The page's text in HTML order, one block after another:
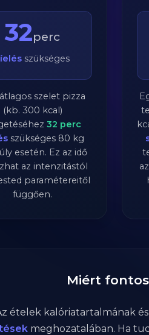
32perc
szükséges
szelet pizza
(kb. 300 kcal)
32 perc
szükséges 80 kg
esetén. Ez az idő
az intenzitástól
paramétereitől
függően.
Miért
ételek kalóriatartalmának
meghozatalában. Ha